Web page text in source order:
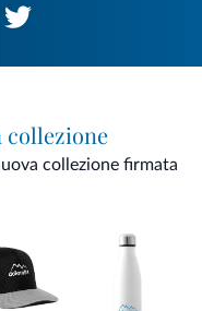
collezione
collezione firmata